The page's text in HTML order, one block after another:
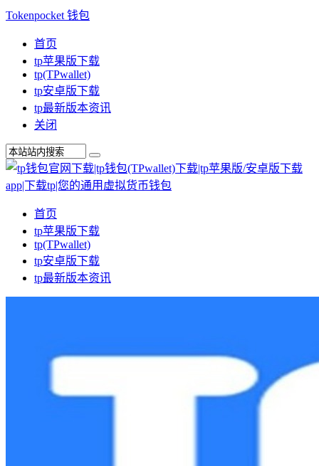
Tokenpocket 钱包
首页
tp苹果版下载
tp(TPwallet)
tp安卓版下载
tp最新版本资讯
关闭
首页
tp苹果版下载
tp(TPwallet)
tp安卓版下载
tp最新版本资讯